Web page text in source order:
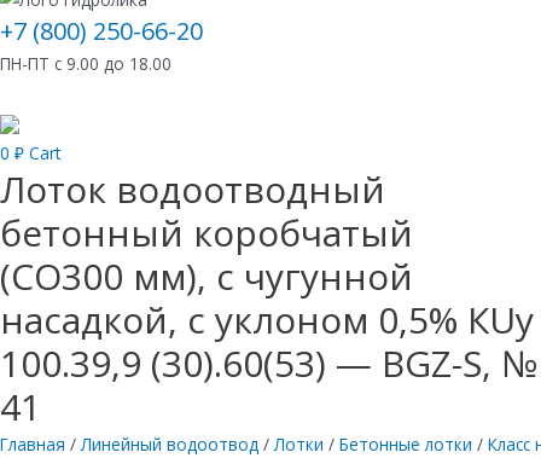
+7 (800) 250-66-20
ПН-ПТ с 9.00 до 18.00
0 ₽ Cart
Лоток водоотводный
бетонный коробчатый
(СО300 мм), с чугунной
насадкой, с уклоном 0,5% КUу
100.39,9 (30).60(53) — BGZ-S, №
41
Главная /Линейный водоотвод /Лотки / Бетонные лотки / Класс